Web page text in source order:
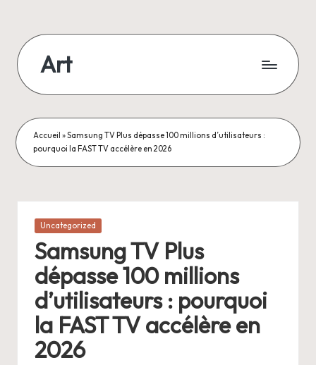
content
Art
Accueil »Samsung TV Plus dépasse 100 millions d’utilisateurs :
pourquoi la FAST TV accélère en 2026
Posted
Uncategorized
Samsung TV Plus
dépasse 100 millions
d’utilisateurs : pourquoi
la FAST TV accélère en
2026